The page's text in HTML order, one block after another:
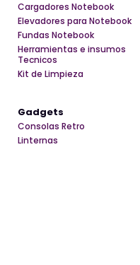
Cargadores Notebook
Elevadores para Notebook
Fundas Notebook
Herramientas e insumos
Tecnicos
Kit de Limpieza
Gadgets
Consolas Retro
Linternas